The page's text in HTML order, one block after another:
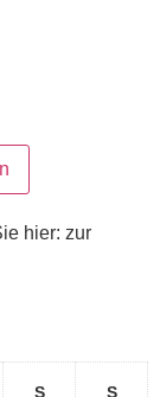
hier: zur
S S